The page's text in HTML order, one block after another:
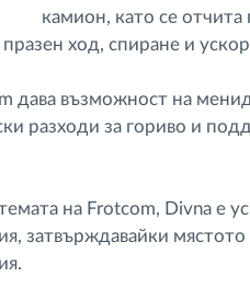
камион, като се
ход, спиране и
дава възможност на
разходи за гориво и
на Frotcom, Divna е
затвърждавайки